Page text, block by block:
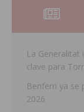
La Generalitat
clave para
Benferri ya se
2026